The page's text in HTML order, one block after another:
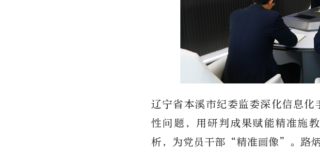
辽宁省本溪市纪委监委深化信息
性问题，用研判成果赋能精准施
析，为党员干部“精准画像”。路